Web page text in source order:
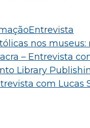
Entrevista
nos
– Entrevista
Library
com Lucas